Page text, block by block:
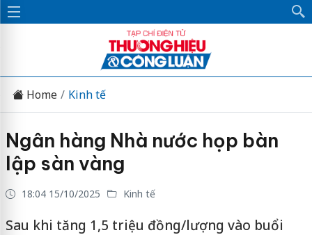
Home Kinh tế
Ngân hàng Nhà nước họp bàn
lập sàn vàng
18:04 15/10/2025 Kinh tế
Sau khi tăng 1,5 triệu đồng/lượng vào buổi